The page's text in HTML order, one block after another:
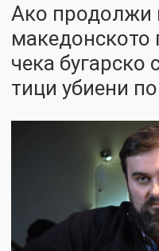
Ако продолжи
македонското
чека бугарско
тици yбиeни